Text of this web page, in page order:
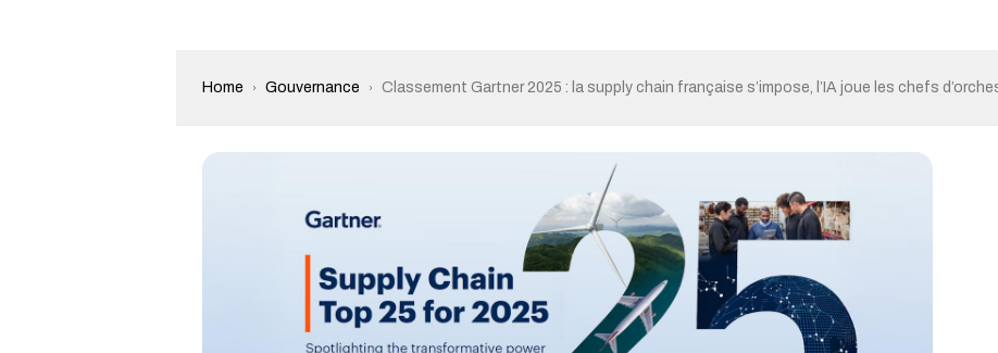
Home Gouvernance Classement Gartner 2025 : la supply chain française s’impose, l’IA joue les chefs